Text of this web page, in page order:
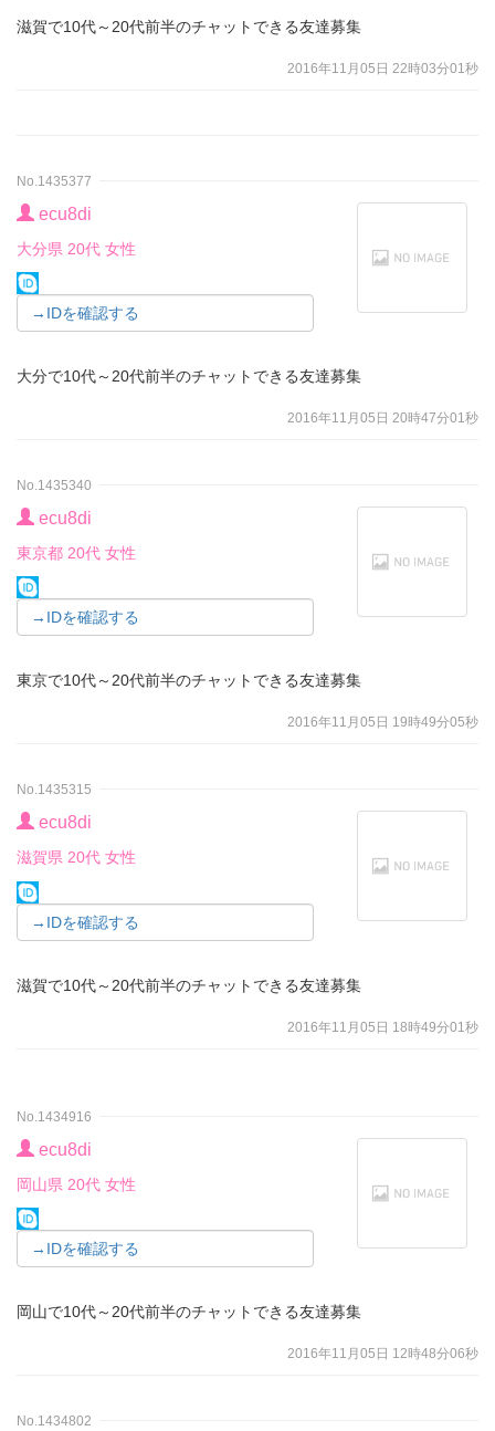
滋賀で10代～20代前半のチャットできる友達募集
2016年11月05日 22時03分01秒
No.1435377
ecu8di
大分県 20代 女性
→IDを確認する
大分で10代～20代前半のチャットできる友達募集
2016年11月05日 20時47分01秒
No.1435340
ecu8di
東京都 20代 女性
→IDを確認する
東京で10代～20代前半のチャットできる友達募集
2016年11月05日 19時49分05秒
No.1435315
ecu8di
滋賀県 20代 女性
→IDを確認する
滋賀で10代～20代前半のチャットできる友達募集
2016年11月05日 18時49分01秒
No.1434916
ecu8di
岡山県 20代 女性
→IDを確認する
岡山で10代～20代前半のチャットできる友達募集
2016年11月05日 12時48分06秒
No.1434802